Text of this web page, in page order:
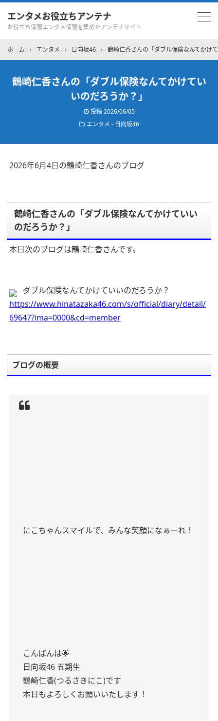
エンタメお役立ちアンテナ
お役立ち情報エンタメ情報を集めたアンテナサイト
ホーム › エンタメ › 日向坂46 › 鶴崎仁香さんの「ダブル保険なんてかけ
鶴崎仁香さんの「ダブル保険なんてかけてい
いのだろうか？」
投稿2026/06/05
エンタメ - 日向坂46
2026年6月4日の鶴崎仁香さんのブログ
鶴崎仁香さんの「ダブル保険なんてかけていい
のだろうか？」
本日次のブログは鶴崎仁香さんです。
ダブル保険なんてかけていいのだろうか？
https://www.hinatazaka46.com/s/official/diary/detail/
69647?ima=0000&cd=member
ブログの概要
にこちゃんスマイルで、みんな笑顔になぁーれ！
こんばんは🌟
日向坂46 五期生
鶴崎仁香(つるさきにこ)です
本日もよろしくお願いいたします！